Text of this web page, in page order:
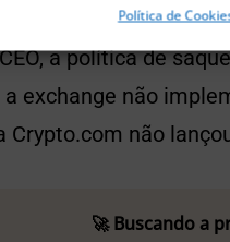
Política de
a política de
a exchange não
Crypto.com não
🚀 Buscando a